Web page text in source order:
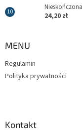
24,20 zł
MENU
Regulamin
Polityka prywatności
Kontakt